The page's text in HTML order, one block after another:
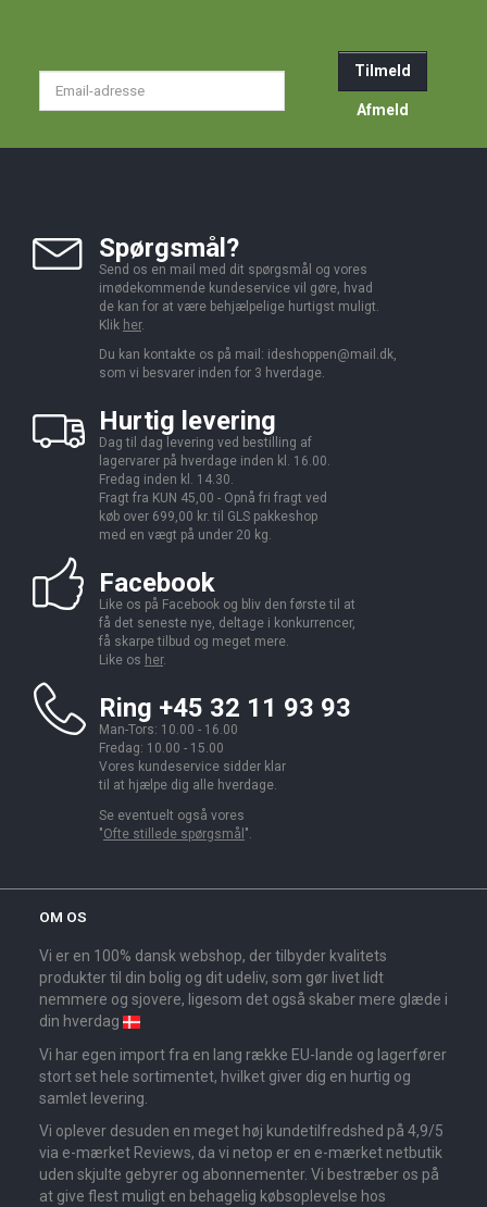
Tilmeld
Afmeld
Spørgsmål?
Send os en mail med dit spørgsmål og vores
imødekommende kundeservice vil gøre, hvad
de kan for at være behjælpelige hurtigst muligt.
Klik her.
Du kan kontakte os på mail: ideshoppen@mail.dk,
som vi besvarer inden for 3 hverdage.
Hurtig levering
Dag til dag levering ved bestilling af
lagervarer på hverdage inden kl. 16.00.
Fredag inden kl. 14.30.
Fragt fra KUN 45,00 - Opnå fri fragt ved
køb over 699,00 kr. til GLS pakkeshop
med en vægt på under 20 kg.
Facebook
Like os på Facebook og bliv den første til at
få det seneste nye, deltage i konkurrencer,
få skarpe tilbud og meget mere.
Like os her.
Ring +45 32 11 93 93
Man-Tors: 10.00 - 16.00
Fredag: 10.00 - 15.00
Vores kundeservice sidder klar
til at hjælpe dig alle hverdage.
Se eventuelt også vores
"Ofte stillede spørgsmål ".
OM OS
Vi er en 100% dansk webshop, der tilbyder kvalitets
produkter til din bolig og dit udeliv, som gør livet lidt
nemmere og sjovere, ligesom det også skaber mere glæde i
din hverdag
Vi har egen import fra en lang række EU-lande og lagerfører
stort set hele sortimentet, hvilket giver dig en hurtig og
samlet levering.
Vi oplever desuden en meget høj kundetilfredshed på 4,9/5
via e-mærket Reviews, da vi netop er en e-mærket netbutik
uden skjulte gebyrer og abonnementer. Vi bestræber os på
at give flest muligt en behagelig købsoplevelse hos